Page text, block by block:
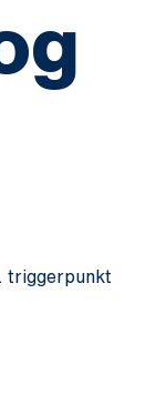
triggerpunkt